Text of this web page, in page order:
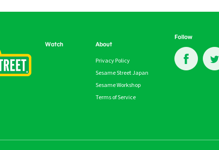
Watch About
Privacy Policy
Sesame Street Japan
Sesame Workshop
Terms of Service
Follow